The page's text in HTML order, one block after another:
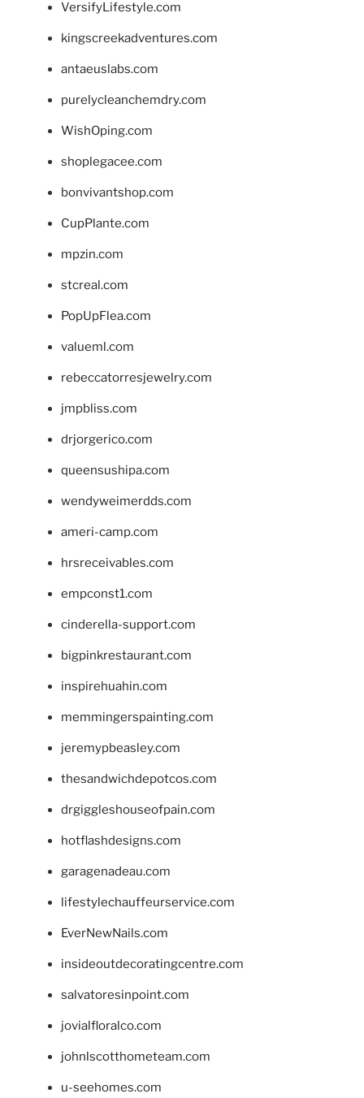
VersifyLifestyle.com
kingscreekadventures.com
antaeuslabs.com
purelycleanchemdry.com
WishOping.com
shoplegacee.com
bonvivantshop.com
CupPlante.com
mpzin.com
stcreal.com
PopUpFlea.com
valueml.com
rebeccatorresjewelry.com
jmpbliss.com
drjorgerico.com
queensushipa.com
wendyweimerdds.com
ameri-camp.com
hrsreceivables.com
empconst1.com
cinderella-support.com
bigpinkrestaurant.com
inspirehuahin.com
memmingerspainting.com
jeremypbeasley.com
thesandwichdepotcos.com
drgiggleshouseofpain.com
hotflashdesigns.com
garagenadeau.com
lifestylechauffeurservice.com
EverNewNails.com
insideoutdecoratingcentre.com
salvatoresinpoint.com
jovialfloralco.com
johnlscotthometeam.com
u-seehomes.com